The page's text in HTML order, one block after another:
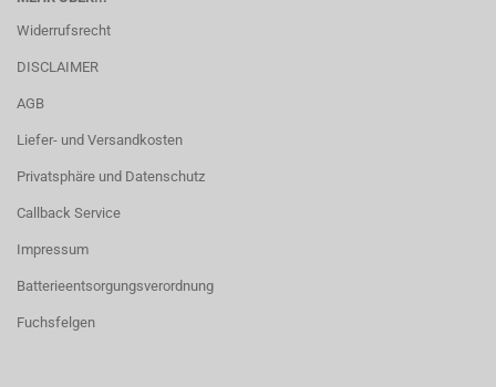
Widerrufsrecht
DISCLAIMER
AGB
Liefer- und Versandkosten
Privatsphäre und Datenschutz
Callback Service
Impressum
Batterieentsorgungsverordnung
Fuchsfelgen